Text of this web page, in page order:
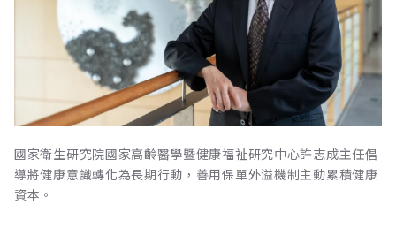
國家衛生研究院國家高齡醫學暨健康福祉研究中心許志成主任倡
導將健康意識轉化為長期行動，善用保單外溢機制主動累積健康
資本。